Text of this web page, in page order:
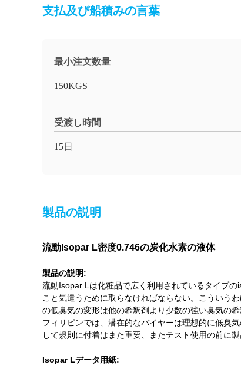
支払及び船積みの言葉
最小注文数量
150KGS
受渡し時間
15日
製品の説明
流動Isopar L密度0.746の炭化水素の液体
製品の説明:
流動Isopar Lは化粧品で広く利用されているタイプ
こと気遣うために取らなければならない。こういう
の低臭気の変形は他の希釈剤より少数の強い臭気の希
フィリピンでは、潜在的なバイヤーは理想的に低臭
して規則に付着はまた重要、またテスト使用の前に
Isopar Lデータ用紙: